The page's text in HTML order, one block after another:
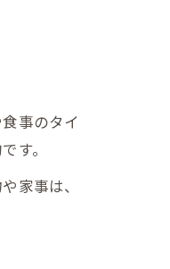
事のタイ
す。
家事は、